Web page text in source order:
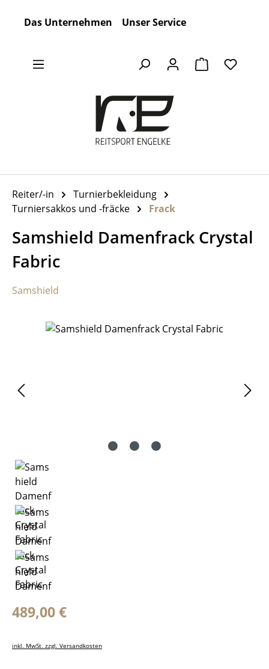
Das Unternehmen Unser Service
Warenkorb
Reiter/-in
Turnierbekleidung
Turniersakkos und -fräcke
Frack
Samshield Damenfrack Crystal
Fabric
Samshield
Bildergalerie überspringen
Regulärer Preis:
489,00 €
inkl. MwSt. zzgl. Versandkosten